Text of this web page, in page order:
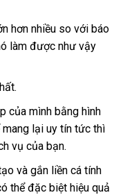
hơn nhiều so với báo
làm được như vậy
của mình bằng hình
mang lại uy tín tức thì
vụ của bạn.
và gắn liền cá tính
thể đặc biệt hiệu quả